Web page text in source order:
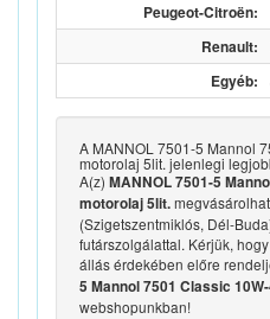
Peugeot-Citroën:
Renault:
Egyéb:
A MANNOL 7501-5 Mannol
motorolaj 5lit. jelenlegi
A(z) MANNOL 7501-5
motorolaj 5lit.
(Szigetszentmiklós, Dél-
futárszolgálattal. Kérjük,
állás érdekében előre
5 Mannol 7501 Classic
webshopunkban!